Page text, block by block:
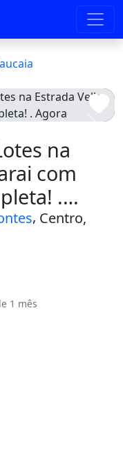
na
com
.
, Centro,
1 mês